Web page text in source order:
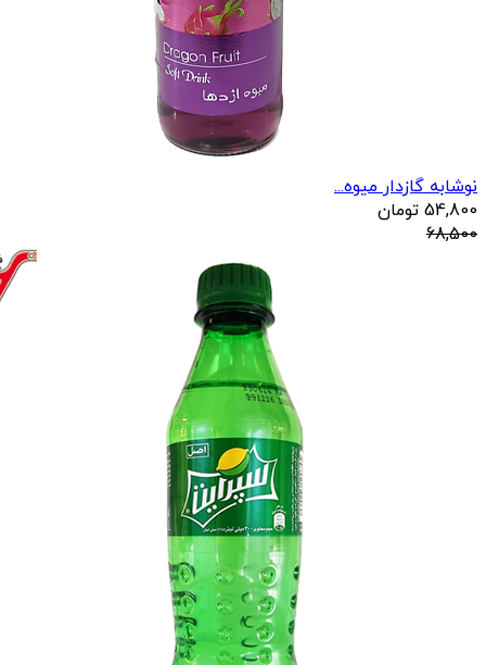
نوشابه گازدار میوه...
54,800 تومان
68,500